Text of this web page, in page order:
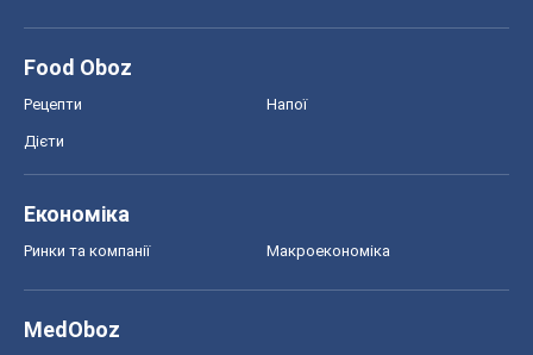
Food Oboz
Рецепти Напої
Дієти
Економіка
Ринки та компанії Макроекономіка
MedOboz